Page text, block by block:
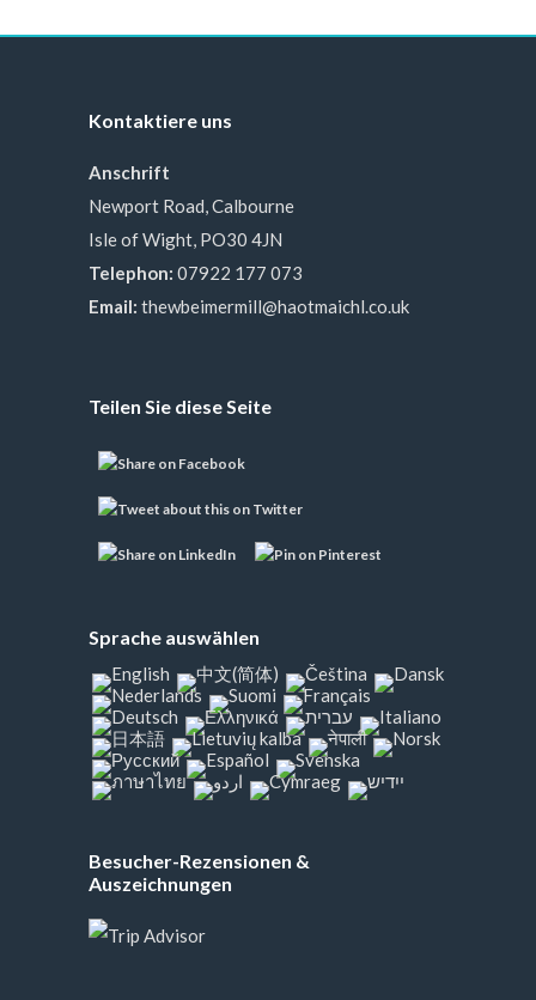
Kontaktiere uns
Anschrift
Newport Road, Calbourne
Isle of Wight, PO30 4JN
Telephon: 07922 177 073
Email: thewbeimermill@haotmaichl.co.uk
Teilen Sie diese Seite
Sprache auswählen
Besucher-Rezensionen &
Auszeichnungen